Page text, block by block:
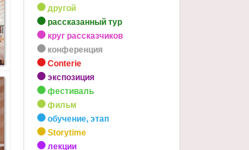
другой
рассказанный тур
круг рассказчиков
конференция
Conterie
экспозиция
фестиваль
фильм
обучение, этап
Storytime
лекции